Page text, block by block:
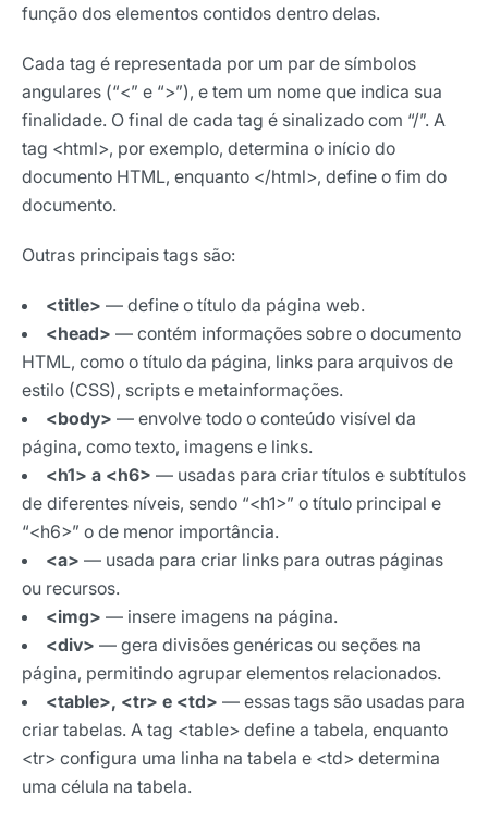
função dos elementos contidos dentro delas.
Cada tag é representada por um par de símbolos
angulares (“<” e “>”), e tem um nome que indica sua
finalidade. O final de cada tag é sinalizado com “/”. A
tag <html>, por exemplo, determina o início do
documento HTML, enquanto </html>, define o fim do
documento.
Outras principais tags são:
<title> — define o título da página web.
<head> — contém informações sobre o documento
HTML, como o título da página, links para arquivos de
estilo (CSS), scripts e metainformações.
<body> — envolve todo o conteúdo visível da
página, como texto, imagens e links.
<h1> a <h6> — usadas para criar títulos e subtítulos
de diferentes níveis, sendo “<h1>” o título principal e
“<h6>” o de menor importância.
<a> — usada para criar links para outras páginas
ou recursos.
<img> — insere imagens na página.
<div> — gera divisões genéricas ou seções na
página, permitindo agrupar elementos relacionados.
<table>, <tr> e <td> — essas tags são usadas para
criar tabelas. A tag <table> define a tabela, enquanto
<tr> configura uma linha na tabela e <td> determina
uma célula na tabela.
Receba os melhores insights da Locaweb
Tendências e materiais exclusivos do mercado
digital que valem a leitura.
Nome
E-mail
Selecione sua área de atuação
*Ao assinar nossa newsletter, você concorda em receber
Políticas de Privacidade